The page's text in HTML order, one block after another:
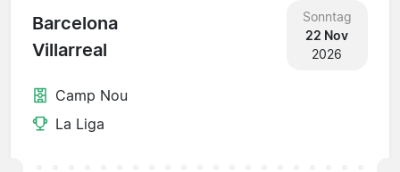
Barcelona
Villarreal
Sonntag
22 Nov
2026
Camp Nou
La Liga